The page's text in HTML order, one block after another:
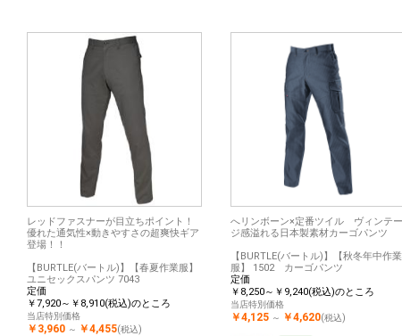
レッドファスナーが目立ちポイント！
優れた通気性×動きやすさの超爽快ギア
登場！！
【BURTLE(バートル)】【春夏作業服】
ユニセックスパンツ 7043
定価
￥7,920～￥8,910(税込)のところ
当店特別価格
￥3,960 ～ ￥4,455(税込)
へリンボーン×定番ツイル ヴィンテー
ジ感溢れる日本製素材カーゴパンツ
【BURTLE(バートル)】【秋冬年中作業
服】 1502 カーゴパンツ
定価
￥8,250～￥9,240(税込)のところ
当店特別価格
￥4,125 ～ ￥4,620(税込)